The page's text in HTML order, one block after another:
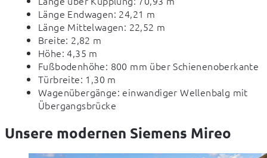
Länge Endwagen: 24,21 m
Länge Mittelwagen: 22,52 m
Breite: 2,82 m
Höhe: 4,35 m
Fußbodenhöhe: 800 mm über Schienenoberkante
Türbreite: 1,30 m
Wagenübergänge: einwandiger Wellenbalg mit
Übergangsbrücke
Unsere modernen Siemens Mireo